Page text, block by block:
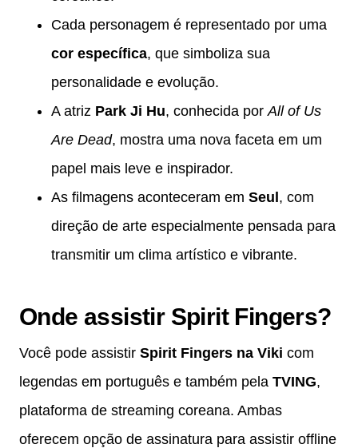
Cada personagem é representado por uma
cor específica, que simboliza sua
personalidade e evolução.
A atriz Park Ji Hu, conhecida por All of Us
Are Dead, mostra uma nova faceta em um
papel mais leve e inspirador.
As filmagens aconteceram em Seul, com
direção de arte especialmente pensada para
transmitir um clima artístico e vibrante.
Onde assistir Spirit Fingers?
Você pode assistir Spirit Fingers na Viki com
legendas em português e também pela TVING,
plataforma de streaming coreana. Ambas
oferecem opção de assinatura para assistir offline